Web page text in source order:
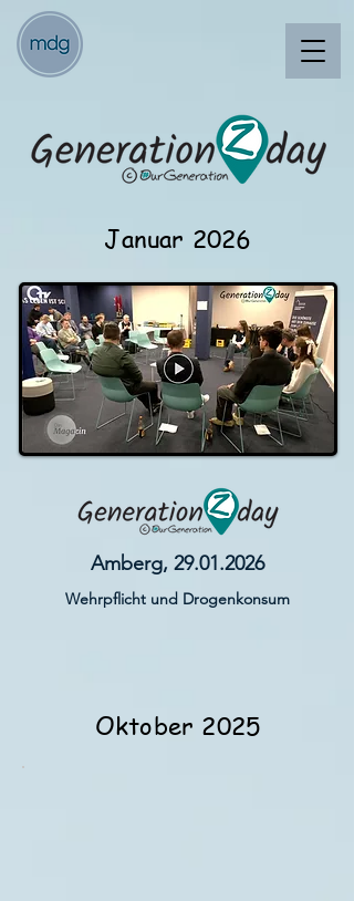
Januar 2026
Amberg, 29.01.2026
Wehrpflicht und Drogenkonsum
Oktober 2025